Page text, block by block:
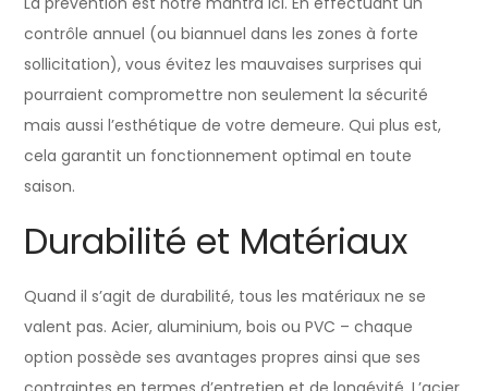
contrôle annuel (ou biannuel dans les zones à forte
sollicitation), vous évitez les mauvaises surprises qui
pourraient compromettre non seulement la sécurité
mais aussi l’esthétique de votre demeure. Qui plus est,
cela garantit un fonctionnement optimal en toute
saison.
Durabilité et Matériaux
Quand il s’agit de durabilité, tous les matériaux ne se
valent pas. Acier, aluminium, bois ou PVC – chaque
option possède ses avantages propres ainsi que ses